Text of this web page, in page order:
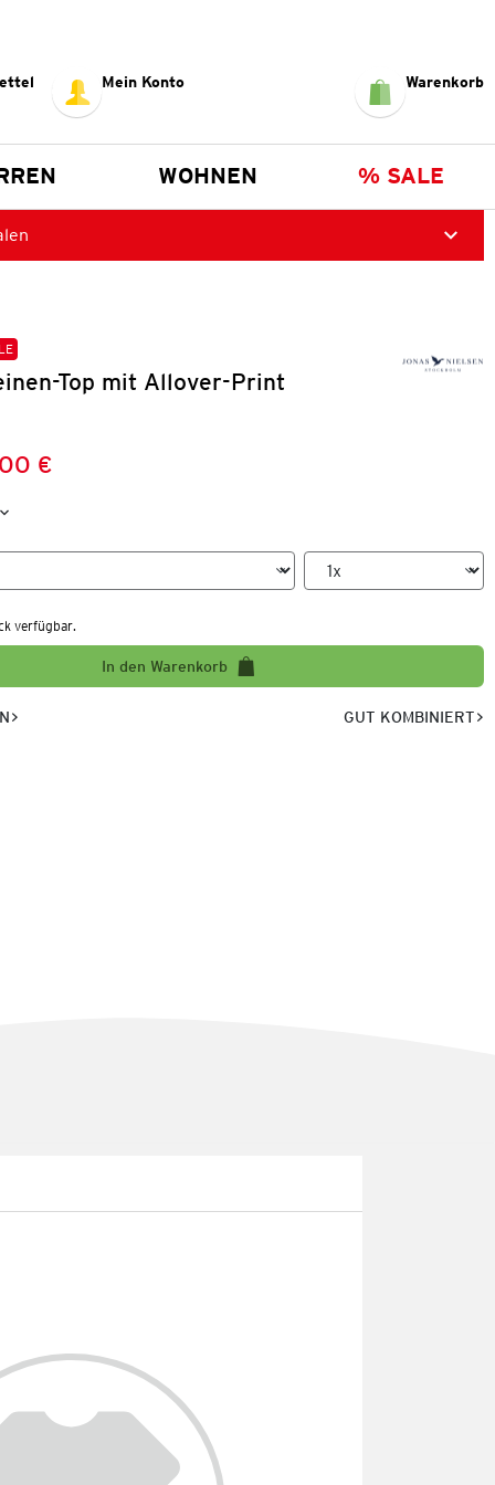
Mein Konto Warenkorb
WOHNEN % SALE
Top mit Allover-Print
€
verfügbar.
In den Warenkorb
GUT KOMBINIERT